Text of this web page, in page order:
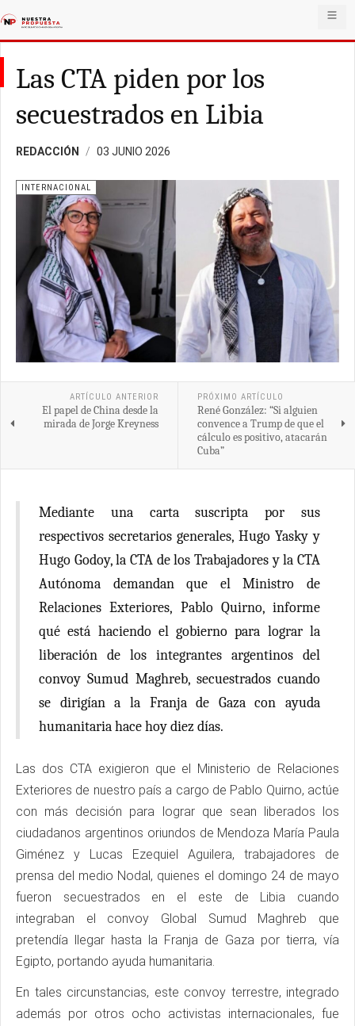
Las CTA piden por los
secuestrados en Libia
REDACCIÓN 03 JUNIO 2026
INTERNACIONAL
ARTÍCULO ANTERIOR
El papel de China desde la
mirada de Jorge Kreyness
PRÓXIMO ARTÍCULO
René González: “Si alguien
convence a Trump de que el
cálculo es positivo, atacarán
Cuba”
Mediante una carta suscripta por sus
respectivos secretarios generales, Hugo Yasky y
Hugo Godoy, la CTA de los Trabajadores y la CTA
Autónoma demandan que el Ministro de
Relaciones Exteriores, Pablo Quirno, informe
qué está haciendo el gobierno para lograr la
liberación de los integrantes argentinos del
convoy Sumud Maghreb, secuestrados cuando
se dirigían a la Franja de Gaza con ayuda
humanitaria hace hoy diez días.
Las dos CTA exigieron que el Ministerio de Relaciones
Exteriores de nuestro país a cargo de Pablo Quirno, actúe
con más decisión para lograr que sean liberados los
ciudadanos argentinos oriundos de Mendoza María Paula
Giménez y Lucas Ezequiel Aguilera, trabajadores de
prensa del medio Nodal, quienes el domingo 24 de mayo
fueron secuestrados en el este de Libia cuando
integraban el convoy Global Sumud Maghreb que
pretendía llegar hasta la Franja de Gaza por tierra, vía
Egipto, portando ayuda humanitaria.
En tales circunstancias, este convoy terrestre, integrado
además por otros ocho activistas internacionales, fue